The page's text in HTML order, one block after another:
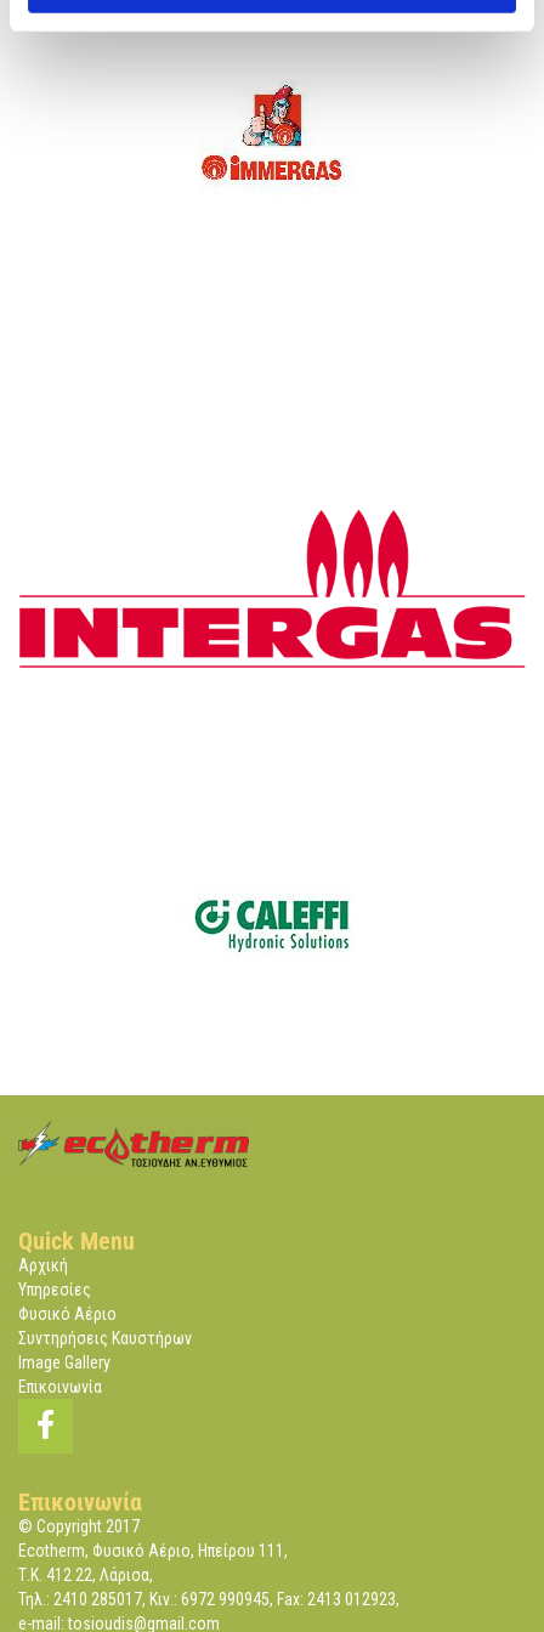
Quick Menu
Αρχική
Υπηρεσίες
Φυσικό Αέριο
Συντηρήσεις Καυστήρων
Image Gallery
Επικοινωνία
Επικοινωνία
© Copyright 2017
Ecotherm, Φυσικό Αέριο, Ηπείρου 111,
Τ.Κ. 412 22, Λάρισα,
Τηλ.: 2410 285017, Κιν.: 6972 990945, Fax: 2413 012923,
e-mail: tosioudis@gmail.com